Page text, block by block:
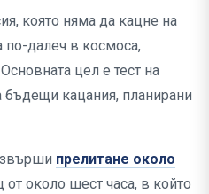
която няма да кацне на
по-далеч в космоса,
цел е тест на
бъдещи кацания, планирани
прелитане около
от около шест часа, в който